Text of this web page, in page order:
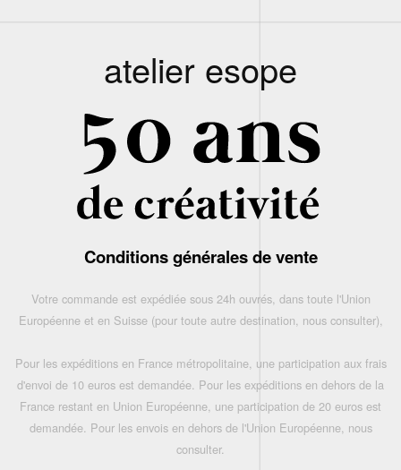
atelier esope
Conditions générales de vente
Votre commande est expédiée sous 24h ouvrés, dans toute l'Union
Européenne et en Suisse (pour toute autre destination, nous consulter),
Pour les expéditions en France métropolitaine, une participation aux frais
d'envoi de 10 euros est demandée. Pour les expéditions en dehors de la
France restant en Union Européenne, une participation de 20 euros est
demandée. Pour les envois en dehors de l'Union Européenne, nous
consulter.